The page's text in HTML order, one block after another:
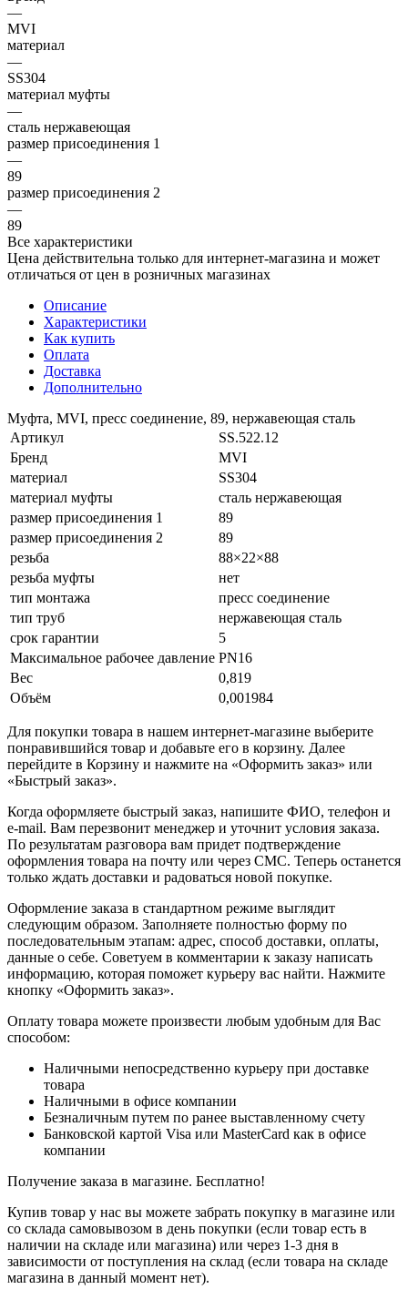
—
MVI
материал
—
SS304
материал муфты
—
сталь нержавеющая
размер присоединения 1
—
89
размер присоединения 2
—
89
Все характеристики
Цена действительна только для интернет-магазина и может
отличаться от цен в розничных магазинах
Описание
Характеристики
Как купить
Оплата
Доставка
Дополнительно
Муфта, MVI, пресс соединение, 89, нержавеющая сталь
Артикул
SS.522.12
Бренд
MVI
материал
SS304
материал муфты
сталь нержавеющая
размер присоединения 1
89
размер присоединения 2
89
резьба
88×22×88
резьба муфты
нет
тип монтажа
пресс соединение
тип труб
нержавеющая сталь
срок гарантии
5
Максимальное рабочее давление PN16
Вес
0,819
Объём
0,001984
Для покупки товара в нашем интернет-магазине выберите
понравившийся товар и добавьте его в корзину. Далее
перейдите в Корзину и нажмите на «Оформить заказ» или
«Быстрый заказ».
Когда оформляете быстрый заказ, напишите ФИО, телефон и
e-mail. Вам перезвонит менеджер и уточнит условия заказа.
По результатам разговора вам придет подтверждение
оформления товара на почту или через СМС. Теперь останется
только ждать доставки и радоваться новой покупке.
Оформление заказа в стандартном режиме выглядит
следующим образом. Заполняете полностью форму по
последовательным этапам: адрес, способ доставки, оплаты,
данные о себе. Советуем в комментарии к заказу написать
информацию, которая поможет курьеру вас найти. Нажмите
кнопку «Оформить заказ».
Оплату товара можете произвести любым удобным для Вас
способом:
Наличными непосредственно курьеру при доставке
товара
Наличными в офисе компании
Безналичным путем по ранее выставленному счету
Банковской картой Visa или MasterCard как в офисе
компании
Получение заказа в магазине. Бесплатно!
Купив товар у нас вы можете забрать покупку в магазине или
со склада самовывозом в день покупки (если товар есть в
наличии на складе или магазина) или через 1-3 дня в
зависимости от поступления на склад (если товара на складе
магазина в данный момент нет).